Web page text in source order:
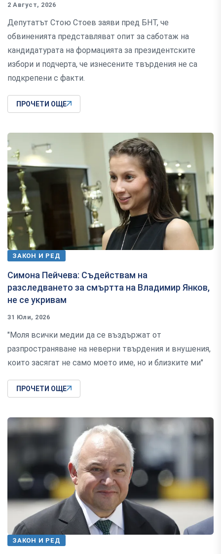
2 Август, 2026
Депутатът Стою Стоев заяви пред БНТ, че
обвиненията представляват опит за саботаж на
кандидатурата на формацията за президентските
избори и подчерта, че изнесените твърдения не са
подкрепени с факти.
ПРОЧЕТИ ОЩЕ
ЗАКОН И РЕД
Симона Пейчева: Съдействам на
разследването за смъртта на Владимир Янков,
не се укривам
31 Юли, 2026
"Моля всички медии да се въздържат от
разпространяване на неверни твърдения и внушения,
които засягат не само моето име, но и близките ми"
ПРОЧЕТИ ОЩЕ
ЗАКОН И РЕД